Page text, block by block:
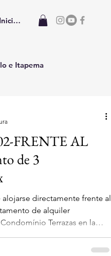
Iniciar sesión
e Itapema
FRENTE AL
de 3
directamente frente al
Terrazas en la
propiedad ofrece una Vista